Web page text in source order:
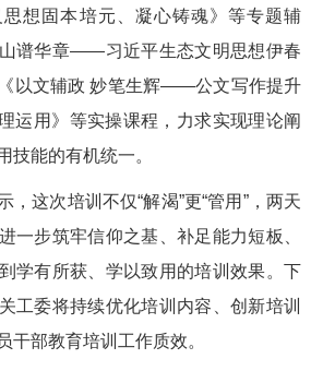
想固本培元、凝心铸魂》等专题辅
谱华章——习近平生态文明思想伊春
以文辅政 妙笔生辉——公文写作提升
运用》等实操课程，力求实现理论阐
技能的有机统一。
，这次培训不仅“解渴”更“管用”，两天
一步筑牢信仰之基、补足能力短板、
学有所获、学以致用的培训效果。下
工委将持续优化培训内容、创新培训
干部教育培训工作质效。